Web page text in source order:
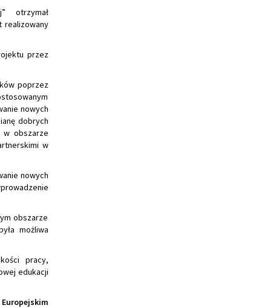
otrzymał
realizowany
przez
poprzez
nowych
dobrych
w obszarze
w
nowych
obszarze
możliwa
pracy,
edukacji
Europejskim